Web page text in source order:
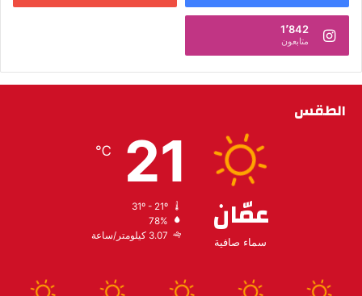
1٬842
متابعون
الطقس
عمّان
سماء صافية
21
℃
78%
3.07 كيلومتر/ساعة